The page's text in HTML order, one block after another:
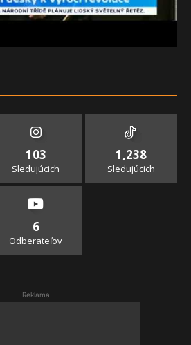
103
Sledujúcich
1,238
Sledujúcich
6
Odberateľov
Reklama